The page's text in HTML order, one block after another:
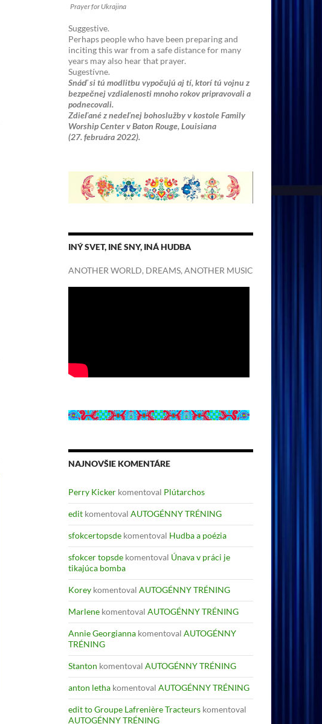
Prayer for Ukrajina
Suggestive.
Perhaps people who have been preparing and
inciting this war from a safe distance for many
years may also hear that prayer.
Sugestívne.
Snáď si tú modlitbu vypočujú aj tí, ktorí tú vojnu z
bezpečnej vzdialenosti mnoho rokov pripravovali a
podnecovali.
Zdieľané z nedeľnej bohoslužby v kostole Family
Worship Center v Baton Rouge, Louisiana
(27. februára 2022).
INÝ SVET, INÉ SNY, INÁ HUDBA
ANOTHER WORLD, DREAMS, ANOTHER MUSIC
NAJNOVŠIE KOMENTÁRE
Perry Kicker komentoval Plútarchos
edit komentoval AUTOGÉNNY TRÉNING
sfokcertopsde komentoval Hudba a poézia
sfokcer topsde komentoval Únava v práci je
tikajúca bomba
Korey komentoval AUTOGÉNNY TRÉNING
Marlene komentoval AUTOGÉNNY TRÉNING
Annie Georgianna komentoval AUTOGÉNNY
TRÉNING
Stanton komentoval AUTOGÉNNY TRÉNING
anton letha komentoval AUTOGÉNNY TRÉNING
edit to Groupe Lafrenière Tracteurs komentoval
AUTOGÉNNY TRÉNING